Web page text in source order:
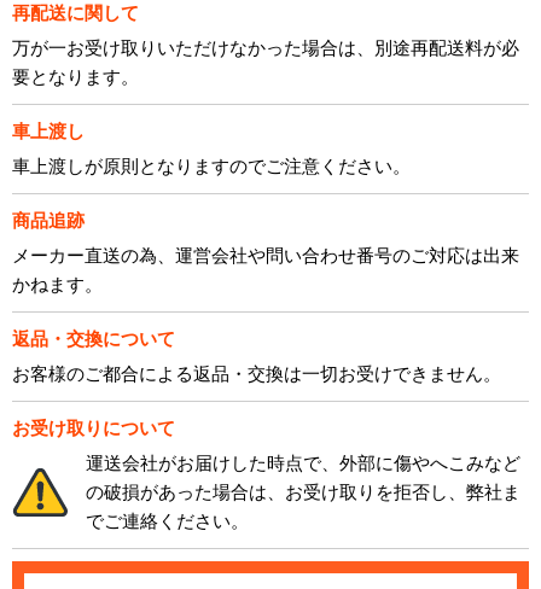
再配送に関して
万が一お受け取りいただけなかった場合は、別途再配送料が必
要となります。
車上渡し
車上渡しが原則となりますのでご注意ください。
商品追跡
メーカー直送の為、運営会社や問い合わせ番号のご対応は出来
かねます。
返品・交換について
お客様のご都合による返品・交換は一切お受けできません。
お受け取りについて
運送会社がお届けした時点で、外部に傷やへこみなど
の破損があった場合は、お受け取りを拒否し、弊社ま
でご連絡ください。